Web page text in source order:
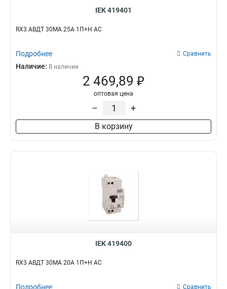
IEK 419401
RX3 АВДТ 30МА 25А 1П+Н AC
Подробнее Сравнить
Наличие: В наличии
2 469,89 ₽
оптовая цена
– +
В корзину
IEK 419400
RX3 АВДТ 30МА 20А 1П+Н AC
Подробнее Сравнить